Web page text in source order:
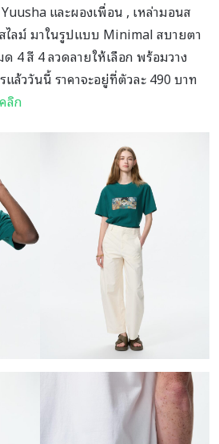
และผองเพื่อน , เหล่ามอนส
สไลม์ มาในรูปแบบ Minimal สบายตา
4 สี 4 ลวดลายให้เลือก พร้อมวาง
ล้ววันนี้ ราคาจะอยู่ที่ตัวละ 490 บาท
คลิก